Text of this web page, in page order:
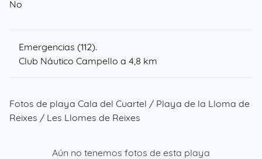
No
Emergencias (112).
Club Náutico Campello a 4,8 km
Fotos de playa Cala del Cuartel / Playa de la Lloma de
Reixes / Les Llomes de Reixes
Aún no tenemos fotos de esta playa